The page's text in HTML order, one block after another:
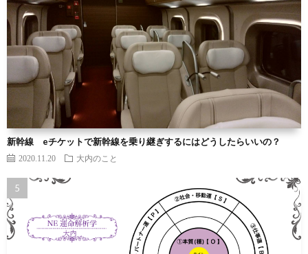
新幹線 eチケットで新幹線を乗り継ぎするにはどうしたらいいの？
2020.11.20 大内のこと